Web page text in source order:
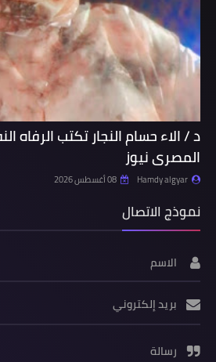
د / الاء حسام النجار تكتب الرفاه
المصرى نيوز
Hamdy algyar 08 أغسطس 2026
نموذج الاتصال
الاسم
بريد إلكتروني
رسالة